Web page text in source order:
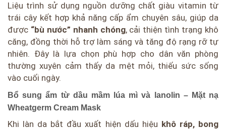
Liệu trình sử dụng nguồn dưỡng chất giàu vitamin từ
trái cây kết hợp khả năng cấp ẩm chuyên sâu, giúp da
được “bù nước” nhanh chóng, cải thiện tình trạng khô
căng, đồng thời hỗ trợ làm sáng và tăng độ rạng rỡ tự
nhiên. Đây là lựa chọn phù hợp cho dân văn phòng
thường xuyên cảm thấy da mệt mỏi, thiếu sức sống
vào cuối ngày.
Bổ sung ẩm từ dầu mầm lúa mì và lanolin – Mặt nạ
Wheatgerm Cream Mask
Khi làn da bắt đầu xuất hiện dấu hiệu khô ráp, bong